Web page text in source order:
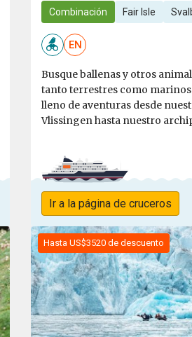
Combinación Fair Isle
EN
Busque ballenas y otros
tanto terrestres como marinos
lleno de aventuras desde
Vlissingen hasta nuestro
Ir a la página de cruceros
Hasta US$3520 de descuento